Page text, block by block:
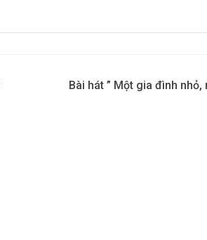
Bài hát ” Một gia đình nhỏ,